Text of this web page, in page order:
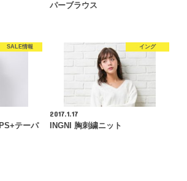
パーブラウス
SALE情報
テーパ
イング
2017.1.17
INGNI 胸刺繍ニット